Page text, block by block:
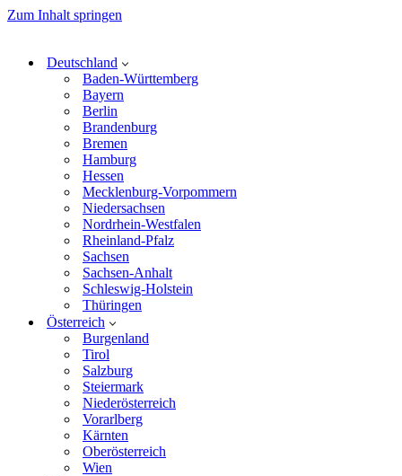
Zum Inhalt springen
Deutschland
Baden-Württemberg
Bayern
Berlin
Brandenburg
Bremen
Hamburg
Hessen
Mecklenburg-Vorpommern
Niedersachsen
Nordrhein-Westfalen
Rheinland-Pfalz
Sachsen
Sachsen-Anhalt
Schleswig-Holstein
Thüringen
Österreich
Burgenland
Tirol
Salzburg
Steiermark
Niederösterreich
Vorarlberg
Kärnten
Oberösterreich
Wien